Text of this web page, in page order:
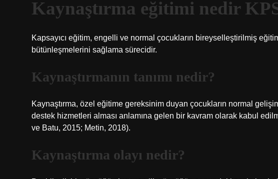
Kaynaştırma eğitimi nedir
Kapsayıcı eğitim, engelli ve normal çocukların bireyselleştirilmiş
bütünleşmelerini sağlama sürecidir.
Kaynaştırmanın tanımı nedir?
Kaynaştırma, özel eğitime gereksinim duyan çocukların normal
destek hizmetleri alması anlamına gelen bir kavram olarak kabul
ve Batu, 2015; Metin, 2018).
Kaynaştırma olayı nedir?